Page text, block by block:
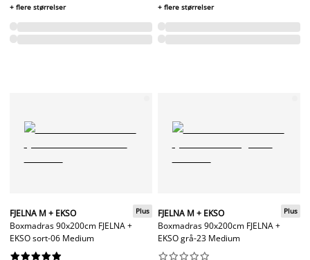
+ flere størrelser + flere størrelser
FJELNA M + EKSO
Boxmadras 90x200cm FJELNA +
EKSO sort-06 Medium
Plus






FJELNA M + EKSO
Boxmadras 90x200cm FJELNA +
EKSO grå-23 Medium
Plus





